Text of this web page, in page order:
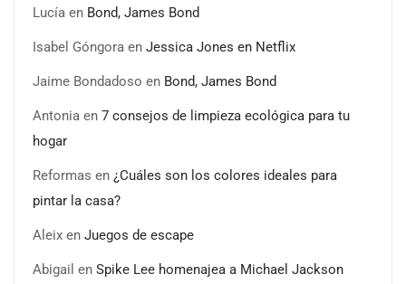
Lucía en Bond, James Bond
Isabel Góngora en Jessica Jones en Netflix
Jaime Bondadoso en Bond, James Bond
Antonia en 7 consejos de limpieza ecológica para tu
hogar
Reformas en ¿Cuáles son los colores ideales para
pintar la casa?
Aleix en Juegos de escape
Abigail en Spike Lee homenajea a Michael Jackson